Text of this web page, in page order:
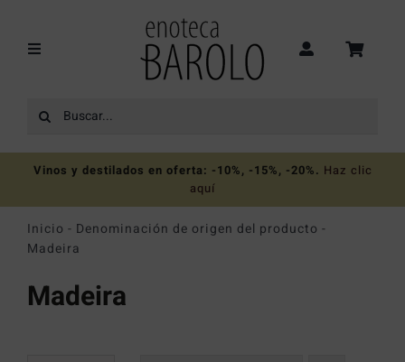
contenido
Toggle
Recomendaciones
Ofertas
Colecciones
Vinos
Buscar:
Vinos y destilados en oferta: -10%, -15%, -20%. Haz clic
aquí
Inicio - Denominación de origen del producto -
Madeira
Madeira